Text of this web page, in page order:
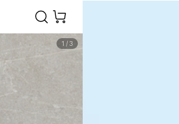
1 / 3